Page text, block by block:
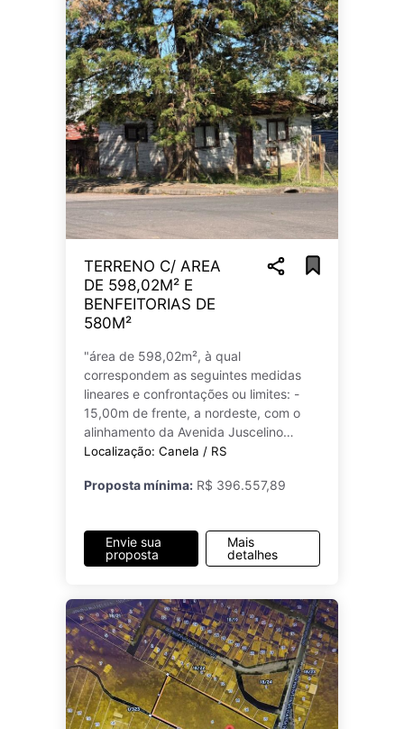
TERRENO C/ AREA
DE 598,02M² E
BENFEITORIAS DE
580M²
"área de 598,02m², à qual
correspondem as seguintes medidas
lineares e confrontações ou limites: -
15,00m de frente, a nordeste, com o
alinhamento da Avenida Juscelino
Kubitschek de Oliveira..."
Localização: Canela / RS
Proposta mínima: R$ 396.557,89
Envie sua
proposta
Mais
detalhes